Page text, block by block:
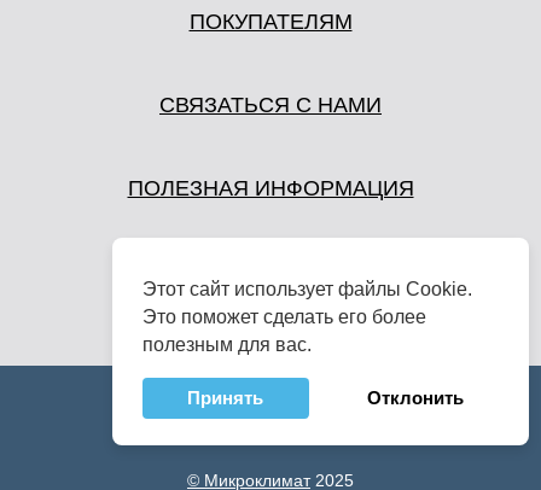
ПОКУПАТЕЛЯМ
СВЯЗАТЬСЯ С НАМИ
ПОЛЕЗНАЯ ИНФОРМАЦИЯ
© Микроклимат2025
Этот сайт использует файлы Cookie.
Это поможет сделать его более
полезным для вас.
Принять Отклонить